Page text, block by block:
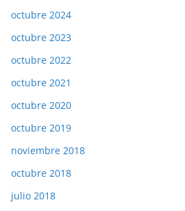
octubre 2024
octubre 2023
octubre 2022
octubre 2021
octubre 2020
octubre 2019
noviembre 2018
octubre 2018
julio 2018